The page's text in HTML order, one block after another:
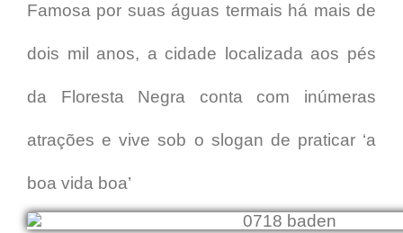
Famosa por suas águas termais há mais de
dois mil anos, a cidade localizada aos pés
da Floresta Negra conta com inúmeras
atrações e vive sob o slogan de praticar ‘a
boa vida boa’